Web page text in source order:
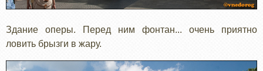
Здание оперы. Перед ним фонтан... очень приятно
ловить брызги в жару.